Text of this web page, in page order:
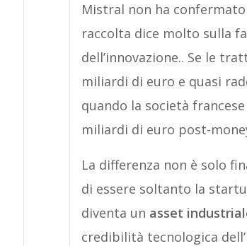
Mistral non ha
raccolta dice molto sulla
dell’innovazione.. Se le
miliardi di euro e quasi
quando la società
miliardi di euro post-
La differenza non è solo
di essere soltanto la
diventa un asset
credibilità tecnologica